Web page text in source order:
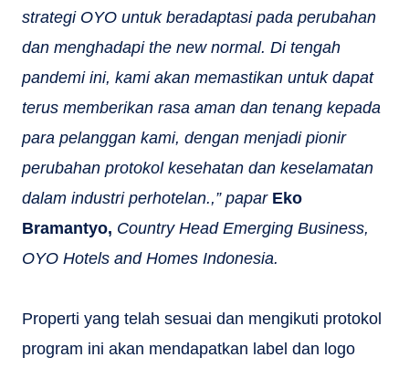
strategi OYO untuk beradaptasi pada perubahan
dan menghadapi the new normal. Di tengah
pandemi ini, kami akan memastikan untuk dapat
terus memberikan rasa aman dan tenang kepada
para pelanggan kami, dengan menjadi pionir
perubahan protokol kesehatan dan keselamatan
dalam industri perhotelan.,” papar Eko
Bramantyo, Country Head Emerging Business,
OYO Hotels and Homes Indonesia.
Properti yang telah sesuai dan mengikuti protokol
program ini akan mendapatkan label dan logo